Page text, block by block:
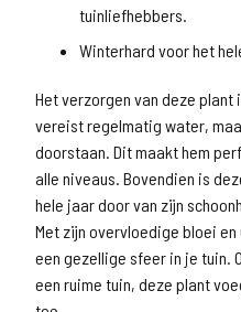
tuinliefhebbers.
Winterhard voor het
Het verzorgen van deze
vereist regelmatig water,
doorstaan. Dit maakt hem
alle niveaus. Bovendien is
hele jaar door van zijn
Met zijn overvloedige bloei
een gezellige sfeer in je tuin.
een ruime tuin, deze plant